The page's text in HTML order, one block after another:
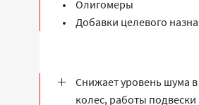
Олигомеры
Добавки целевого
Снижает уровень шума
колес, работы подвески